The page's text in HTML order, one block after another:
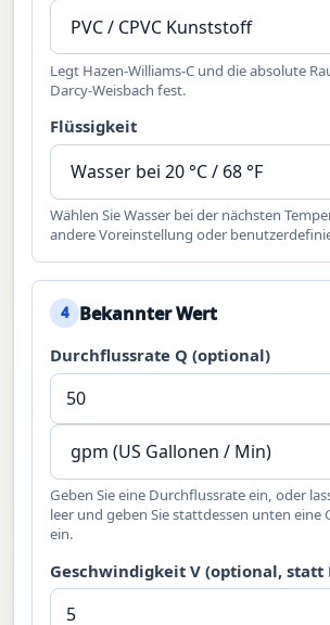
Legt Hazen-Williams-C und die absolute
Darcy-Weisbach fest.
Flüssigkeit
Wählen Sie Wasser bei der nächsten
andere Voreinstellung oder
4 Bekannter Wert
Durchflussrate Q (optional)
Geben Sie eine Durchflussrate ein, oder
leer und geben Sie stattdessen unten eine
ein.
Geschwindigkeit V (optional, statt